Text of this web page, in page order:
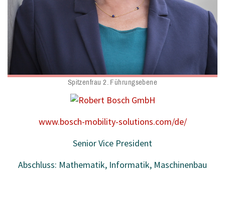
Spitzenfrau 2. Führungsebene
www.bosch-mobility-solutions.com/de/
Senior Vice President
Abschluss: Mathematik, Informatik, Maschinenbau